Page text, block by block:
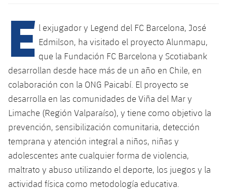
E l exjugador y Legend del FC Barcelona, José
Edmilson, ha visitado el proyecto Alunmapu,
que la Fundación FC Barcelona y Scotiabank
desarrollan desde hace más de un año en Chile, en
colaboración con la ONG Paicabí. El proyecto se
desarrolla en las comunidades de Viña del Mar y
Limache (Región Valparaíso), y tiene como objetivo la
prevención, sensibilización comunitaria, detección
temprana y atención integral a niños, niñas y
adolescentes ante cualquier forma de violencia,
maltrato y abuso utilizando el deporte, los juegos y la
actividad física como metodología educativa.